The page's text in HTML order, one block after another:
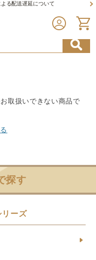
る配送遅延について
取扱いできない商品で
探す
リーズ